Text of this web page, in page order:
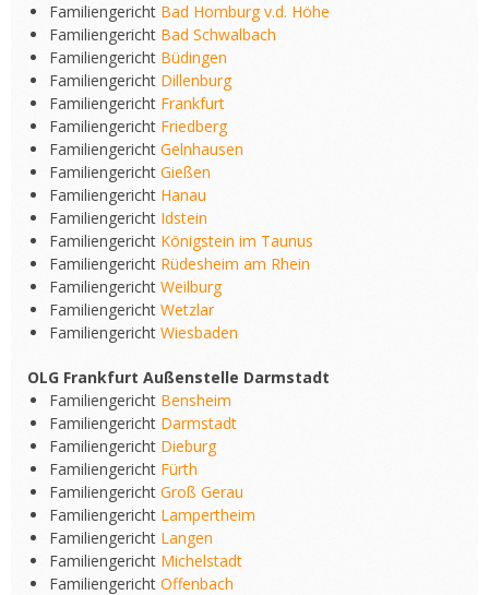
Familiengericht Bad Homburg v.d. Höhe
Familiengericht Bad Schwalbach
Familiengericht Büdingen
Familiengericht Dillenburg
Familiengericht Frankfurt
Familiengericht Friedberg
Familiengericht Gelnhausen
Familiengericht Gießen
Familiengericht Hanau
Familiengericht Idstein
Familiengericht Königstein im Taunus
Familiengericht Rüdesheim am Rhein
Familiengericht Weilburg
Familiengericht Wetzlar
Familiengericht Wiesbaden
OLG Frankfurt Außenstelle Darmstadt
Familiengericht Bensheim
Familiengericht Darmstadt
Familiengericht Dieburg
Familiengericht Fürth
Familiengericht Groß Gerau
Familiengericht Lampertheim
Familiengericht Langen
Familiengericht Michelstadt
Familiengericht Offenbach